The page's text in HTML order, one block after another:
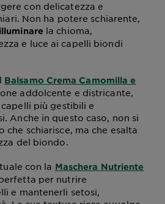
con delicatezza e
Non ha potere schiarente,
illuminare la chioma,
e luce ai capelli biondi
Balsamo Crema Camomilla e
addolcente e districante,
più gestibili e
Anche in questo caso, non si
schiarisce, ma che esalta
del biondo.
con la Maschera Nutriente
per nutrire
e mantenerli setosi,